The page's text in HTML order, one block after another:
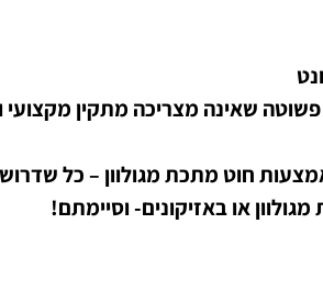
שאינה מצריכה מתקין מקצועי
חוט מתכת מגולוון – כל
או באזיקונים- וסיימתם!